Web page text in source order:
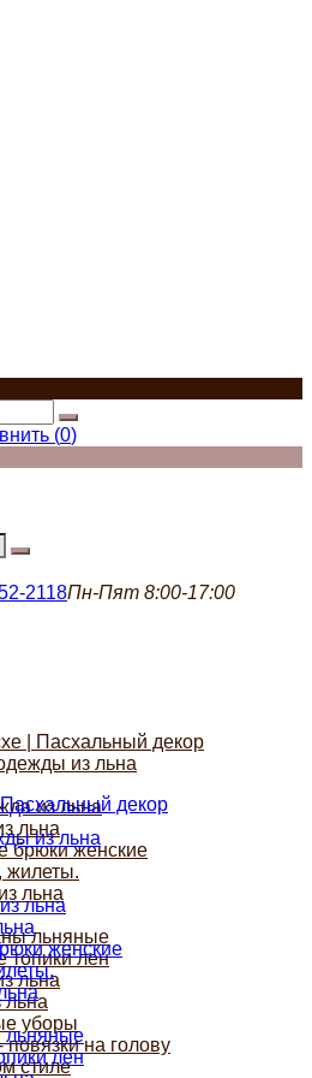
(0)
2118Пн-Пят 8:00-17:00
| Пасхальный декор
из льна
из льна
льна
брюки женские
жилеты.
льна
льняные
топики лен
льна
уборы
повязки на голову
стиле
декор
из льна
льна
женские
лен